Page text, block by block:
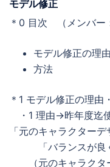
モデル修正
＊0 目次 （メンバー
モデル修正の理
方法
＊1 モデル修正の理由
・1 理由→昨年度迄
「元のキャラクター
「バランスが良く
（元のキャラクタ